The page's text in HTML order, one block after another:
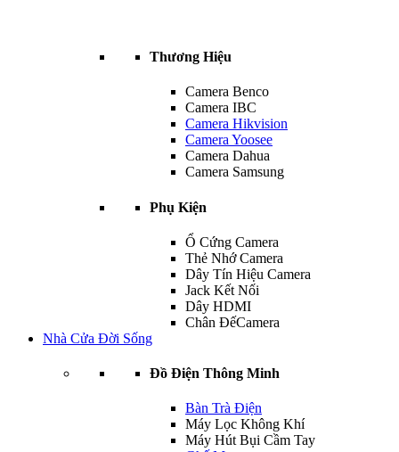
Thương Hiệu
Camera Benco
Camera IBC
Camera Hikvision
Camera Yoosee
Camera Dahua
Camera Samsung
Phụ Kiện
Ổ Cứng Camera
Thẻ Nhớ Camera
Dây Tín Hiệu Camera
Jack Kết Nối
Dây HDMI
Chân ĐếCamera
Nhà Cửa Đời Sống
Đồ Điện Thông Minh
Bàn Trà Điện
Máy Lọc Không Khí
Máy Hút Bụi Cầm Tay